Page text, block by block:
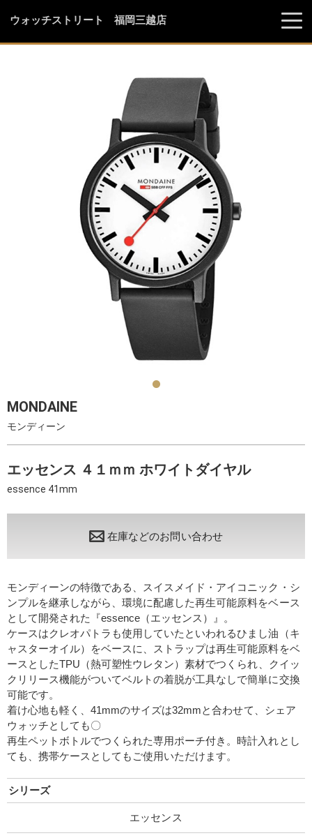
ウォッチストリート 福岡三越店
MONDAINE
モンディーン
エッセンス ４１ｍｍ ホワイトダイヤル
essence 41mm
在庫などのお問い合わせ
モンディーンの特徴である、スイスメイド・アイコニック・シ
ンプルを継承しながら、環境に配慮した再生可能原料をベース
として開発された『essence（エッセンス）』。
ケースはクレオパトラも使用していたといわれるひまし油（キ
ャスターオイル）をベースに、ストラップは再生可能原料をベ
ースとしたTPU（熱可塑性ウレタン）素材でつくられ、クイッ
クリリース機能がついてベルトの着脱が工具なしで簡単に交換
可能です。
着け心地も軽く、41mmのサイズは32mmと合わせて、シェア
ウォッチとしても〇
再生ペットボトルでつくられた専用ポーチ付き。時計入れとし
ても、携帯ケースとしてもご使用いただけます。
シリーズ
エッセンス